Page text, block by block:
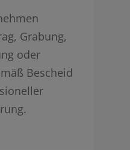
Grabung,
oder
Bescheid